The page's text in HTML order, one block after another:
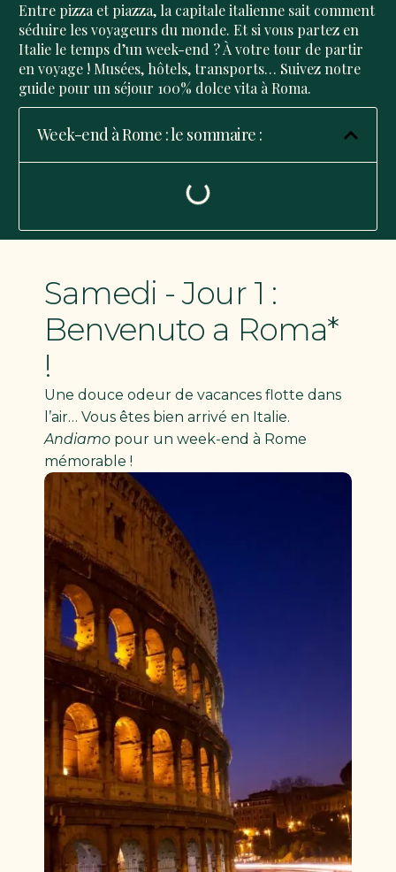
Entre pizza et piazza, la capitale italienne sait comment
séduire les voyageurs du monde. Et si vous partez en
Italie le temps d’un week-end ? À votre tour de partir
en voyage ! Musées, hôtels, transports… Suivez notre
guide pour un séjour 100% dolce vita à Roma.
Week-end à Rome : le sommaire :
Samedi - Jour 1 :
Benvenuto a Roma*
!
Une douce odeur de vacances flotte dans
l’air… Vous êtes bien arrivé en Italie.
Andiamopour un week-end à Rome
mémorable !